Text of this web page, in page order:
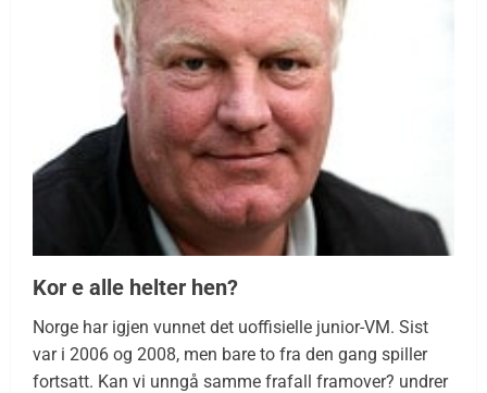
Kor e alle helter hen?
Norge har igjen vunnet det uoffisielle junior-VM. Sist
var i 2006 og 2008, men bare to fra den gang spiller
fortsatt. Kan vi unngå samme frafall framover? undrer